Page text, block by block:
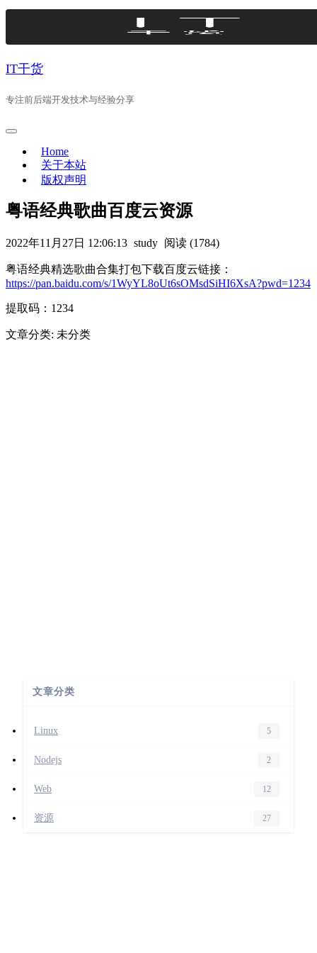
Skip
IT干货
专注前后端开发技术与经验分享
Home
关于本站
版权声明
粤语经典歌曲百度云资源
2022年11月27日 12:06:13 study 阅读 (1784)
粤语经典精选歌曲合集打包下载百度云链接：
https://pan.baidu.com/s/1WyYL8oUt6sOMsdSiHI6XsA?pwd=1234
提取码：1234
文章分类: 未分类
文章分类
Linux 5
Nodejs 2
Web 12
资源 27